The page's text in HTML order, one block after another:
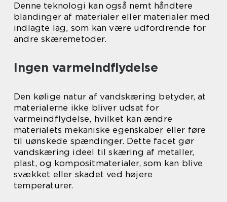
Denne teknologi kan også nemt håndtere
blandinger af materialer eller materialer med
indlagte lag, som kan være udfordrende for
andre skæremetoder.
Ingen varmeindflydelse
Den kølige natur af vandskæring betyder, at
materialerne ikke bliver udsat for
varmeindflydelse, hvilket kan ændre
materialets mekaniske egenskaber eller føre
til uønskede spændinger. Dette facet gør
vandskæring ideel til skæring af metaller,
plast, og kompositmaterialer, som kan blive
svækket eller skadet ved højere
temperaturer.